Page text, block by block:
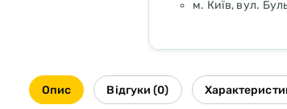
м. Київ, вул.
Опис Відгуки (0)